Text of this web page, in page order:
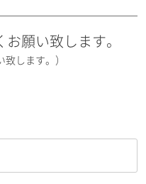
願い致します。
致します。）